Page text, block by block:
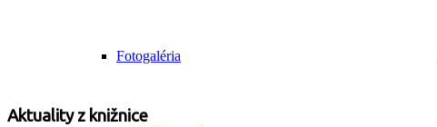
Fotogaléria
Aktuality z knižnice